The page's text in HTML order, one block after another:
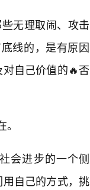
无理取闹、攻击
线的，是有原因
自己价值的🔥否
会进步的一个侧
自己的方式，挑